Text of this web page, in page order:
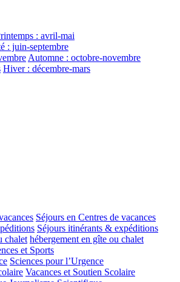
: avril-mai
: juin-septembre
Automne : octobre-novembre
Hiver : décembre-mars
Séjours en Centres de vacances
Séjours itinérants & expéditions
chalet hébergement en gîte ou chalet
et Sports
Sciences pour l’Urgence
Vacances et Soutien Scolaire